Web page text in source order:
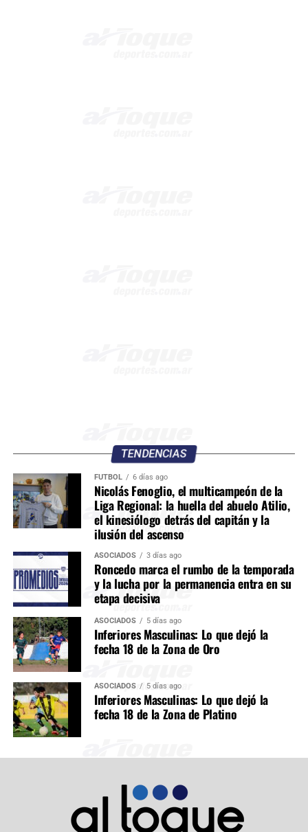
TENDENCIAS
FÚTBOL 6 días ago
Nicolás Fenoglio, el multicampeón de la
Liga Regional: la huella del abuelo Atilio,
el kinesiólogo detrás del capitán y la
ilusión del ascenso
ASOCIADOS 3 días ago
Roncedo marca el rumbo de la temporada
y la lucha por la permanencia entra en su
etapa decisiva
ASOCIADOS 5 días ago
Inferiores Masculinas: Lo que dejó la
fecha 18 de la Zona de Oro
ASOCIADOS 5 días ago
Inferiores Masculinas: Lo que dejó la
fecha 18 de la Zona de Platino